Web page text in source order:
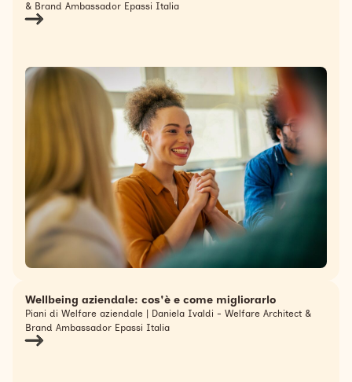
& Brand Ambassador Epassi Italia
Wellbeing aziendale: cos'è e come migliorarlo
Piani di Welfare aziendale | Daniela Ivaldi - Welfare Architect &
Brand Ambassador Epassi Italia